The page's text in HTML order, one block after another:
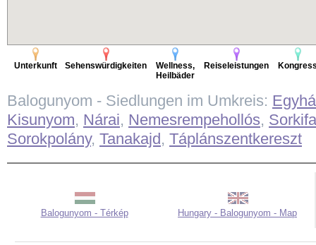
Unterkunft Sehenswürdigkeiten
Wellness,
Heilbäder
Reiseleistungen
Balogunyom - Siedlungen im Umkreis:
Kisunyom, Nárai, Nemesrempehollós,
Sorokpolány, Tanakajd, Táplánszentkereszt
Balogunyom - Térkép Hungary - Balogunyom - Map